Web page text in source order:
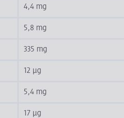
4,4 mg
5,8 mg
335 mg
12 µg
5,4 mg
17 µg